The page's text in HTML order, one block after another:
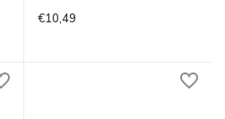
€10,49